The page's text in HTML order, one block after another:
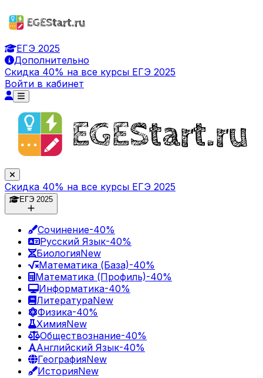
ЕГЭ 2025
Дополнительно
Скидка 40% на все курсы ЕГЭ 2025
Войти в кабинет
Скидка 40% на все курсы ЕГЭ 2025
ЕГЭ 2025
Сочинение-40%
Русский Язык-40%
БиологияNew
Математика (База)-40%
Математика (Профиль)-40%
Информатика-40%
ЛитератураNew
Физика-40%
ХимияNew
Обществознание-40%
Английский Язык-40%
ГеографияNew
ИсторияNew